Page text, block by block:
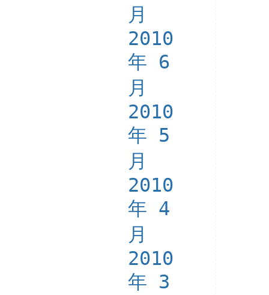
月
2010
年 6
月
2010
年 5
月
2010
年 4
月
2010
年 3